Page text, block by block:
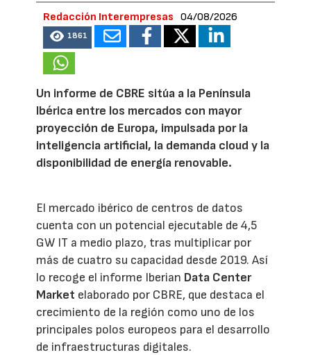
Redacción Interempresas 04/08/2026
1861
Un informe de CBRE sitúa a la Península
Ibérica entre los mercados con mayor
proyección de Europa, impulsada por la
inteligencia artificial, la demanda cloud y la
disponibilidad de energía renovable.
El mercado ibérico de centros de datos
cuenta con un potencial ejecutable de 4,5
GW IT a medio plazo, tras multiplicar por
más de cuatro su capacidad desde 2019. Así
lo recoge el informe Iberian Data Center
Market elaborado por CBRE, que destaca el
crecimiento de la región como uno de los
principales polos europeos para el desarrollo
de infraestructuras digitales.